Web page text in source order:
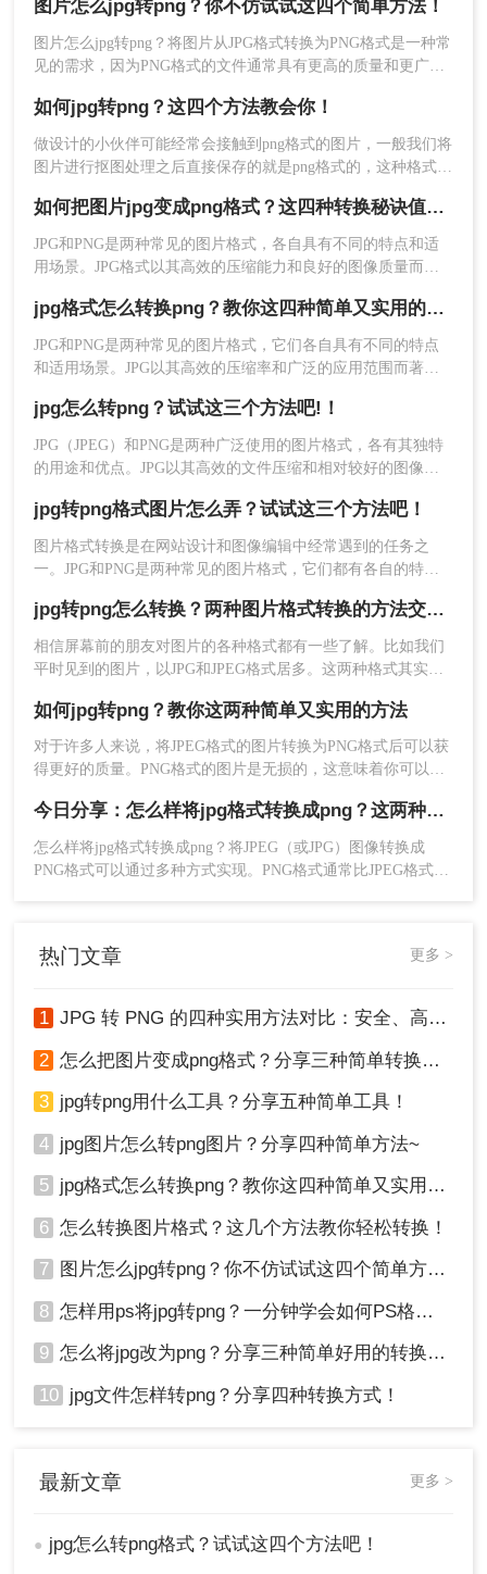
1、首先打开转转大师pdf转换器客户端。点击“图片
转换”。
要转换的jpg图片批量上传上去，然后点击开始转换
即可。
方法三：使用电脑自带的画图工具
1、打开“画图”工具，选择文件，打开需要转换的图
像。
面小编就给大家推荐四种能够将jpg转换成png格式的方法，赶
紧来看看jpg怎么转png格式吧！
图片怎么jpg转png？你不仿试试这四个简单方法！
图片怎么jpg转png？将图片从JPG格式转换为PNG格式是一种常
见的需求，因为PNG格式的文件通常具有更高的质量和更广泛
如何jpg转png？这四个方法教会你！
做设计的小伙伴可能经常会接触到png格式的图片，一般我们将
图片进行抠图处理之后直接保存的就是png格式的，这种格式图
时出现混乱导致该图片在使用时仍然是JPG格式。下面分享四
个如何jpg转png方法，操作简单无难度，轻松将图片转换为png
格式。
如何把图片jpg变成png格式？这四种转换秘诀值得一试！
JPG和PNG是两种常见的图片格式，各自具有不同的特点和适
用场景。JPG格式以其高效的压缩能力和良好的图像质量而著
有时，我们可能需要将JPG图片转换为PNG格式以满足特定的
需求。那么如何把图片jpg变成png格式呢？下面将介绍三种将
JPG图片转换为PNG格式的方法。
jpg格式怎么转换png？教你这四种简单又实用的方法！
JPG和PNG是两种常见的图片格式，它们各自具有不同的特点
和适用场景。JPG以其高效的压缩率和广泛的应用范围而著
我们需要将JPG格式的图片转换为PNG格式时，可以采用多种
方法。那么jpg格式怎么转换png呢？本文将介绍三种实用的jpg
转png方法，帮助您轻松完成转换。
jpg怎么转png？试试这三个方法吧!！
JPG（JPEG）和PNG是两种广泛使用的图片格式，各有其独特
的用途和优点。JPG以其高效的文件压缩和相对较好的图像质
睐。有时，你可能需要将JPG图片转换为PNG格式，以保留透
明度或追求无损压缩。那么jpg怎么转png呢？下面，我们将介
绍几种将JPG转换为PNG格式的方法。
jpg转png格式图片怎么弄？试试这三个方法吧！
图片格式转换是在网站设计和图像编辑中经常遇到的任务之
一。JPG和PNG是两种常见的图片格式，它们都有各自的特点
种简便的方法来实现这一目标。
jpg转png怎么转换？两种图片格式转换的方法交给你
相信屏幕前的朋友对图片的各种格式都有一些了解。比如我们
平时见到的图片，以JPG和JPEG格式居多。这两种格式其实没
积小，非常适合我们日常作为图片的主载体使用。但它也有个
很大的问题，就是不能显示透明背景。比如我们需要一张素材
图，抠出来后想要直接贴到其他素材背景上。如果是JPG格
png怎么转换呢？今天就来教大家两个方法。
如何jpg转png？教你这两种简单又实用的方法
对于许多人来说，将JPEG格式的图片转换为PNG格式后可以获
得更好的质量。PNG格式的图片是无损的，这意味着你可以在
中，我们将讨论如何jpg转png。
今日分享：怎么样将jpg格式转换成png？这两种方法学起来
怎么样将jpg格式转换成png？​将JPEG（或JPG）图像转换成
PNG格式可以通过多种方式实现。PNG格式通常比JPEG格式拥
热门文章 更多 >
1 JPG 转 PNG 的四种实用方法对比：安全、高效转换指南！
2 怎么把图片变成png格式？分享三种简单转换方法！
3 jpg转png用什么工具？分享五种简单工具！
4 jpg图片怎么转png图片？分享四种简单方法~
5 jpg格式怎么转换png？教你这四种简单又实用的方法！
6 怎么转换图片格式？这几个方法教你轻松转换！
7 图片怎么jpg转png？你不仿试试这四个简单方法！
8 怎样用ps将jpg转png？一分钟学会如何PS格式转换！
9 怎么将jpg改为png？分享三种简单好用的转换方法
10 jpg文件怎样转png？分享四种转换方式！
最新文章 更多 >
● jpg怎么转png格式？试试这四个方法吧！